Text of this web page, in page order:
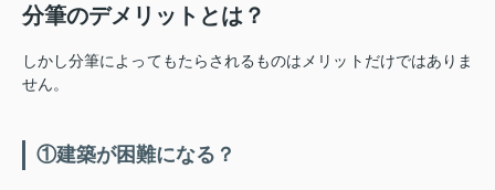
分筆のデメリットとは？
しかし分筆によってもたらされるものはメリットだけではありま
せん。
①建築が困難になる？